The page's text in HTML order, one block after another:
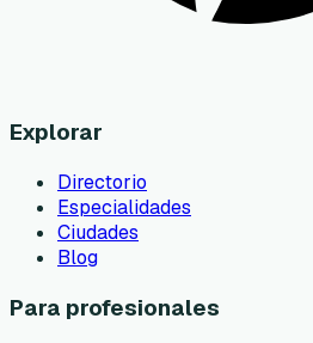
Explorar
Directorio
Especialidades
Ciudades
Blog
Para profesionales